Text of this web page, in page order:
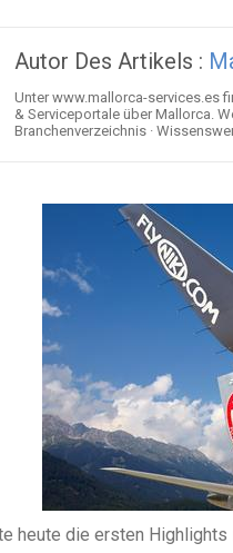
Autor Des Artikels :
Unter www.mallorca-services.es
& Serviceportale über Mallorca.
Branchenverzeichnis ·
heute die ersten